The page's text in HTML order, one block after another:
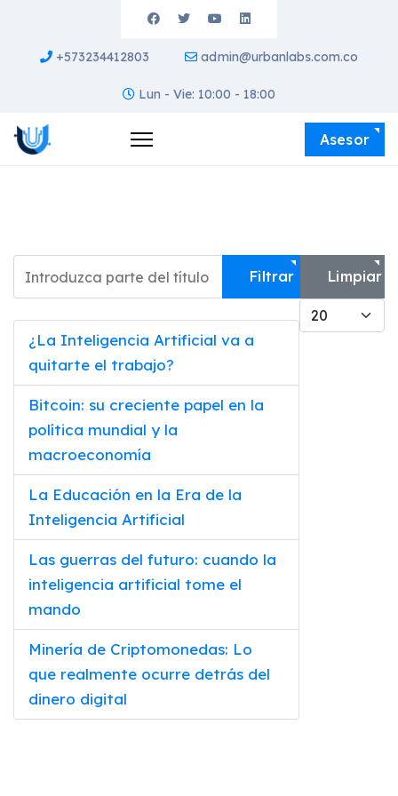
+573234412803 admin@urbanlabs.com.co
Lun - Vie: 10:00 - 18:00
Asesor
Filtrar Limpiar
Cantidad a
¿La Inteligencia Artificial va a
quitarte el trabajo?
Bitcoin: su creciente papel en la
política mundial y la
macroeconomía
La Educación en la Era de la
Inteligencia Artificial
Las guerras del futuro: cuando la
inteligencia artificial tome el
mando
Minería de Criptomonedas: Lo
que realmente ocurre detrás del
dinero digital